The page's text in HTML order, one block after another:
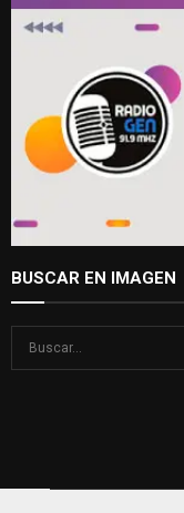
BUSCAR EN IMAGEN